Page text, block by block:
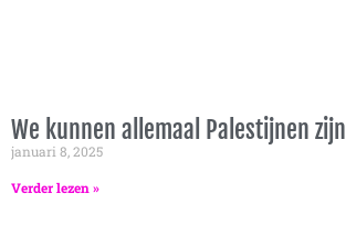
We kunnen allemaal Palestijnen zijn
januari 8, 2025
Verder lezen »